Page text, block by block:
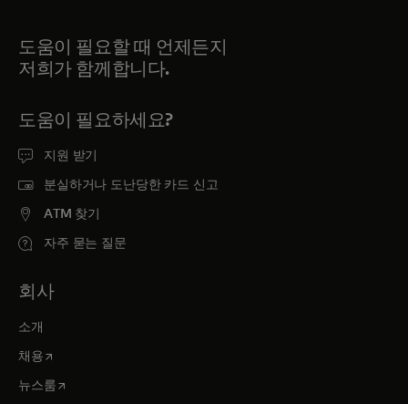
도움이 필요할 때 언제든지
저희가 함께합니다.
도움이 필요하세요?
지원 받기
분실하거나 도난당한 카드 신고
ATM 찾기
자주 묻는 질문
회사
소개
채용새 탭에서 열림
뉴스룸새 탭에서 열림